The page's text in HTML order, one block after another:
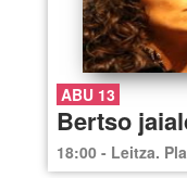
ABU 13
Bertso
18:00 - Leitza.